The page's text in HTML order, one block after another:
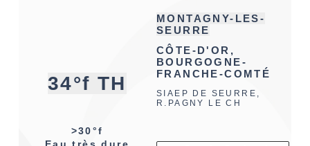
34°f TH
>30°f
MONTAGNY-LES-
SEURRE
CÔTE-D'OR,
BOURGOGNE-
FRANCHE-COMTÉ
SIAEP DE SEURRE,
R.PAGNY LE CH